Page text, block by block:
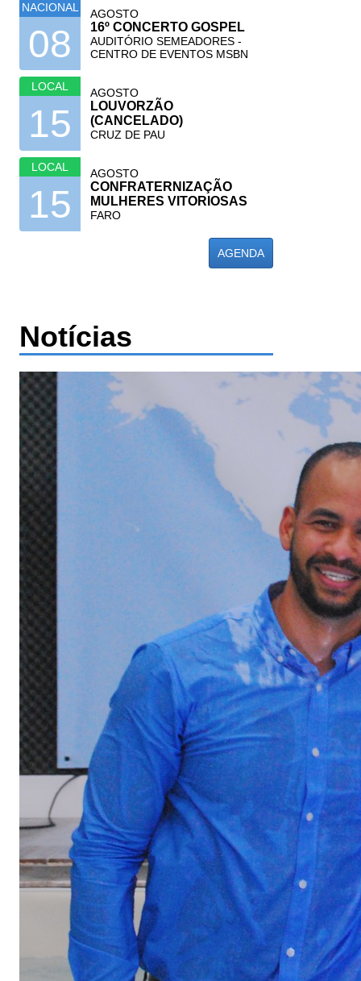
NACIONAL
08
AGOSTO
16º CONCERTO GOSPEL
AUDITÓRIO SEMEADORES -
CENTRO DE EVENTOS MSBN
LOCAL
15
AGOSTO
LOUVORZÃO
(CANCELADO)
CRUZ DE PAU
LOCAL
15
AGOSTO
CONFRATERNIZAÇÃO
MULHERES VITORIOSAS
FARO
AGENDA
Notícias